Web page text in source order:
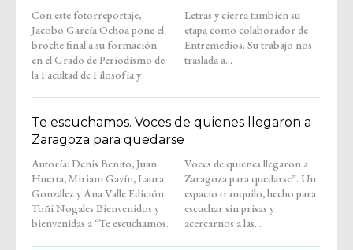
Con este fotorreportaje,
Jacobo García Ochoa pone el
broche final a su formación
en el Grado de Periodismo de
la Facultad de Filosofía y
Letras y cierra también su
etapa como colaborador de
Entremedios. Su trabajo nos
traslada a...
Te escuchamos. Voces de quienes llegaron a
Zaragoza para quedarse
Autoría: Denis Benito, Juan
Huerta, Miriam Gavín, Laura
González y Ana Valle Edición:
Toñi Nogales Bienvenidos y
bienvenidas a “Te escuchamos.
Voces de quienes llegaron a
Zaragoza para quedarse”. Un
espacio tranquilo, hecho para
escuchar sin prisas y
acercarnos a las...